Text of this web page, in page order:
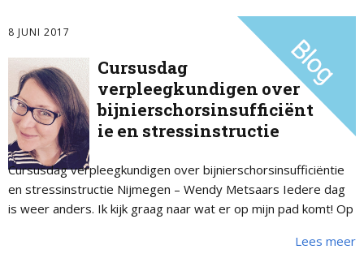
8 JUNI 2017
Cursusdag
verpleegkundigen over
bijnierschorsinsufficiënt
ie en stressinstructie
Cursusdag verpleegkundigen over bijnierschorsinsufficiëntie
en stressinstructie Nijmegen – Wendy Metsaars Iedere dag
is weer anders. Ik kijk graag naar wat er op mijn pad komt! Op
Lees meer